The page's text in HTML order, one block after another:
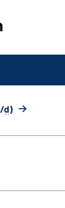
/d)